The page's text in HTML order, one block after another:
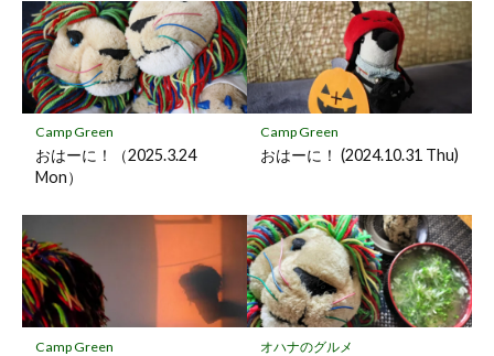
マ
ー
ク
に
保
存
Camp Green
おはーに！（2025.3.24
Mon）
Camp Green
おはーに！ (2024.10.31 Thu)
Camp Green オハナのグルメ